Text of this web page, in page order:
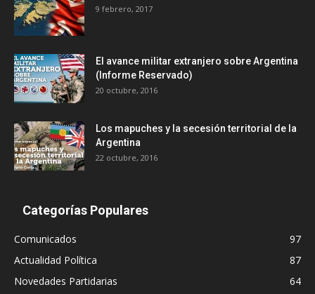
9 febrero, 2017
El avance militar extranjero sobre Argentina
(Informe Reservado)
20 octubre, 2016
Los mapuches y la secesión territorial de la
Argentina
22 octubre, 2016
Categorías Populares
Comunicados
97
Actualidad Política
87
Novedades Partidarias
64